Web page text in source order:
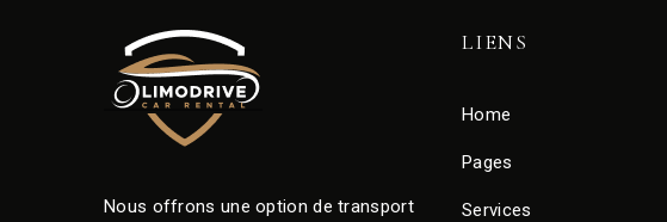
Nous offrons une option de transport
LIENS
Home
Pages
Services